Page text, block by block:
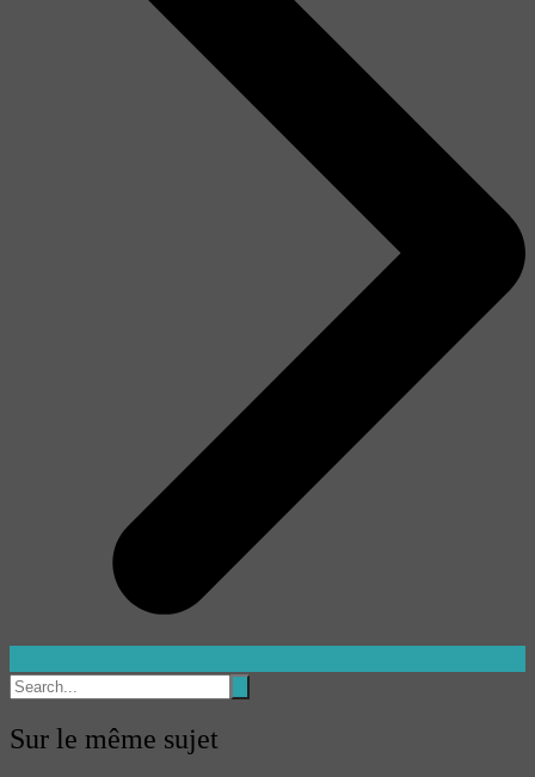
Sur le même sujet